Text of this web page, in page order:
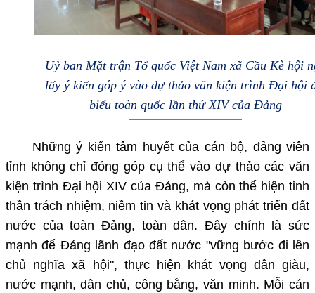
Uỷ ban Mặt trận Tổ quốc Việt Nam xã Cầu Kè hội
lấy ý kiến góp ý vào dự thảo văn kiện trình Đại hội
biểu toàn quốc lần thứ XIV của Đảng
Những ý kiến tâm huyết của cán bộ, đảng viên
tỉnh không chỉ đóng góp cụ thể vào dự thảo các văn
kiện trình Đại hội XIV của Đảng, mà còn thể hiện tinh
thần trách nhiệm, niềm tin và khát vọng phát triển đất
nước của toàn Đảng, toàn dân. Đây chính là sức
mạnh để Đảng lãnh đạo đất nước "vững bước đi lên
chủ nghĩa xã hội", thực hiện khát vọng dân giàu,
nước mạnh, dân chủ, công bằng, văn minh. Mỗi cán